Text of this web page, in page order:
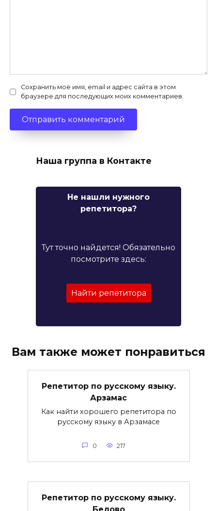
Сохранить моё имя, email и адрес сайта в этом
браузере для последующих моих комментариев.
Наша группа в Контакте
Не нашли нужного
репетитора?
Тут точно найдется! Обязательно
посмотрите здесь:
Найти репетитора
Вам также может понравиться
Репетитор по русскому языку.
Арзамас
Как найти хорошего репетитора по
русскому языку в Арзамасе
0 217
Репетитор по русскому языку.
Белово